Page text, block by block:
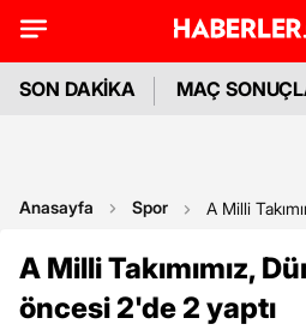
SON DAKİKA MAÇ
Anasayfa Spor A Milli
A Milli Takımımız,
öncesi 2'de 2 yaptı